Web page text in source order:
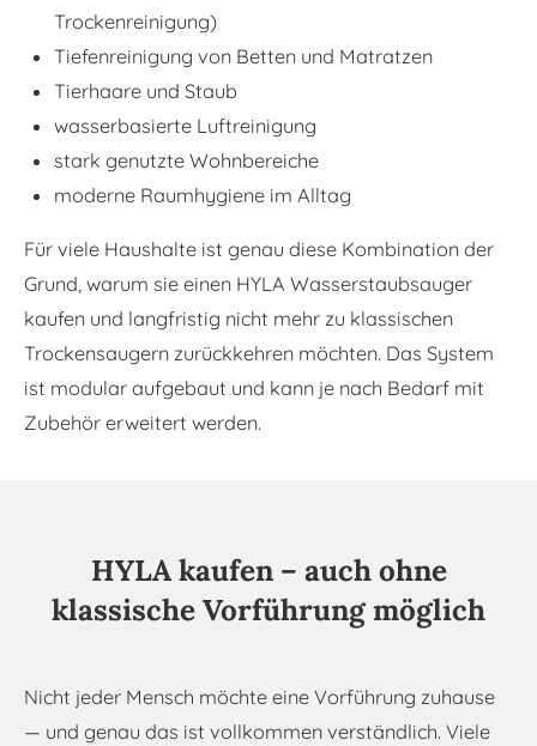
Trockenreinigung)
Tiefenreinigung von Betten und Matratzen
Tierhaare und Staub
wasserbasierte Luftreinigung
stark genutzte Wohnbereiche
moderne Raumhygiene im Alltag
Für viele Haushalte ist genau diese Kombination der
Grund, warum sie einen HYLA Wasserstaubsauger
kaufen und langfristig nicht mehr zu klassischen
Trockensaugern zurückkehren möchten. Das System
ist modular aufgebaut und kann je nach Bedarf mit
Zubehör erweitert werden.
HYLA kaufen – auch ohne
klassische Vorführung möglich
Nicht jeder Mensch möchte eine Vorführung zuhause
— und genau das ist vollkommen verständlich. Viele